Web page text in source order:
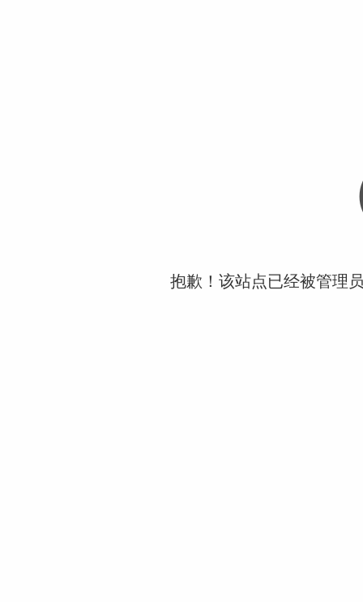
抱歉！该站点已经被管理